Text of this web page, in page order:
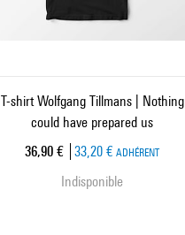
T-shirt Wolfgang Tillmans | Nothing
could have prepared us
Prix ​​actuel
36,90 € 33,20 € ADHÉRENT
Indisponible